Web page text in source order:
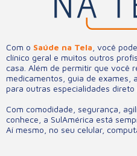
Com o Saúde na Tela , você
clínico geral e muitos outros
casa. Além de permitir que você
medicamentos, guia de exames,
para outras especialidades direto
Com comodidade, segurança,
conhece, a SulAmérica está
Aí mesmo, no seu celular,